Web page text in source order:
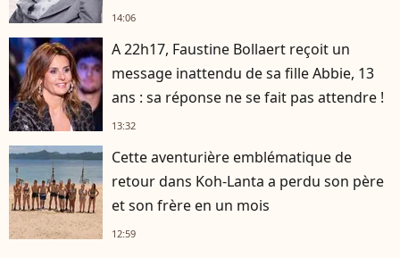
14:06
A 22h17, Faustine Bollaert reçoit un
message inattendu de sa fille Abbie, 13
ans : sa réponse ne se fait pas attendre !
13:32
Cette aventurière emblématique de
retour dans Koh-Lanta a perdu son père
et son frère en un mois
12:59